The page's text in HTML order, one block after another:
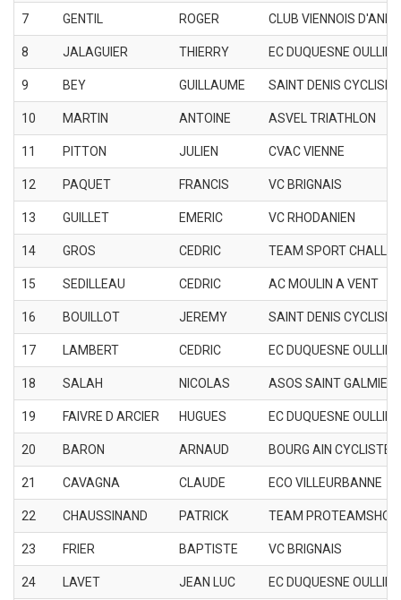
7 GENTIL ROGER CLUB VIENNOIS
8 JALAGUIER THIERRY EC DUQUESNE OULLINS
9 BEY GUILLAUME SAINT DENIS
10 MARTIN ANTOINE ASVEL TRIATHLON
11 PITTON JULIEN CVAC VIENNE
12 PAQUET FRANCIS VC BRIGNAIS
13 GUILLET EMERIC VC RHODANIEN
14 GROS CEDRIC TEAM SPORT
15 SEDILLEAU CEDRIC AC MOULIN A VENT
16 BOUILLOT JEREMY SAINT DENIS
17 LAMBERT CEDRIC EC DUQUESNE OULLINS
18 SALAH NICOLAS ASOS SAINT GALMIER
19 FAIVRE D ARCIER HUGUES EC DUQUESNE OULLINS
20 BARON ARNAUD BOURG AIN CYCLISTE
21 CAVAGNA CLAUDE ECO VILLEURBANNE
22 CHAUSSINAND PATRICK TEAM PROTEAMSHOP
23 FRIER BAPTISTE VC BRIGNAIS
24 LAVET JEAN LUC EC DUQUESNE OULLINS